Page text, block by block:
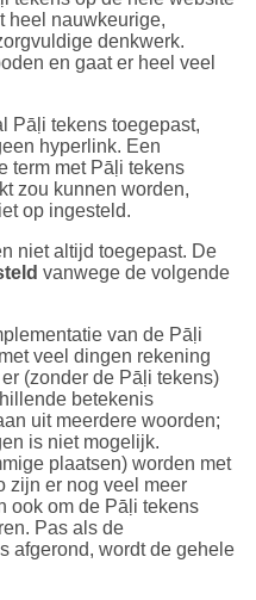
heel nauwkeurige,
denkwerk.
en gaat er heel veel
Pāḷi tekens toegepast,
hyperlink. Een
term met Pāḷi tekens
zou kunnen worden,
op ingesteld.
niet altijd toegepast. De
vanwege de volgende
van de Pāḷi
veel dingen rekening
(zonder de Pāḷi tekens)
betekenis
uit meerdere woorden;
is niet mogelijk.
plaatsen) worden met
zijn er nog veel meer
ook om de Pāḷi tekens
Pas als de
afgerond, wordt de gehele